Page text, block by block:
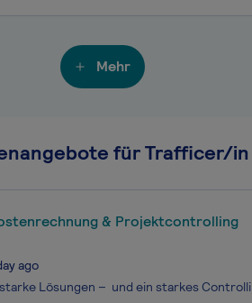
Mehr
für Trafficer/in
& Projektcontrolling
ago